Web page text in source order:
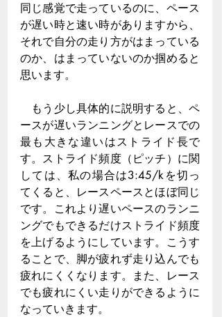
同じ感覚で走っているのに、ペース
が遅い時と速い時がありますから、
それで自分の走り方がはまっている
のか、はまっていないのか掴めると
思います。
もう少し具体的に説明すると、ペ
ースが遅いランニングとレースでの
最も大きな違いはストライド長で
す。ストライド頻度（ピッチ）に関
しては、私の場合は3:45/kを切っ
てくると、レースペースとほぼ同じ
です。これより遅いペースのランニ
ングでもできるだけストライド頻度
を上げるようにしています。こうす
ることで、脚が疲れず走り込んでも
疲れにくくなります。また、レース
でも疲れにくい走りができるように
なっていきます。